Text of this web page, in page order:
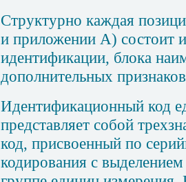
Структурно каждая
и приложении А) состоит
идентификации, блока
дополнительных
Идентификационный код
представляет собой
код, присвоенный по
кодирования с